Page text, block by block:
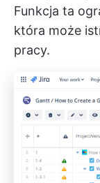
Funkcja ta
która może
pracy.